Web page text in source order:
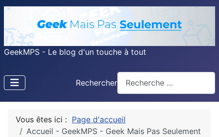
GeekMPS - Le blog d'un touche à tout
Rechercher
Vous êtes ici : Page d'accueil
Accueil - GeekMPS - Geek Mais Pas Seulement